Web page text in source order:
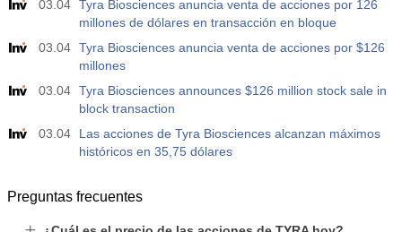
03.04 Tyra Biosciences anuncia venta de acciones por 126
millones de dólares en transacción en bloque
03.04 Tyra Biosciences anuncia venta de acciones por $126
millones
03.04 Tyra Biosciences announces $126 million stock sale in
block transaction
03.04
Las acciones de Tyra Biosciences alcanzan máximos
históricos en 35,75 dólares
Preguntas frecuentes